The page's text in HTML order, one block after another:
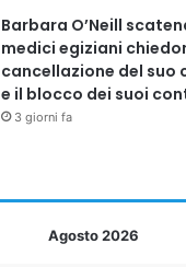
Barbara O’Neill
medici egiziani
cancellazione del suo
e il blocco dei suoi
3 giorni fa
Agosto 2026